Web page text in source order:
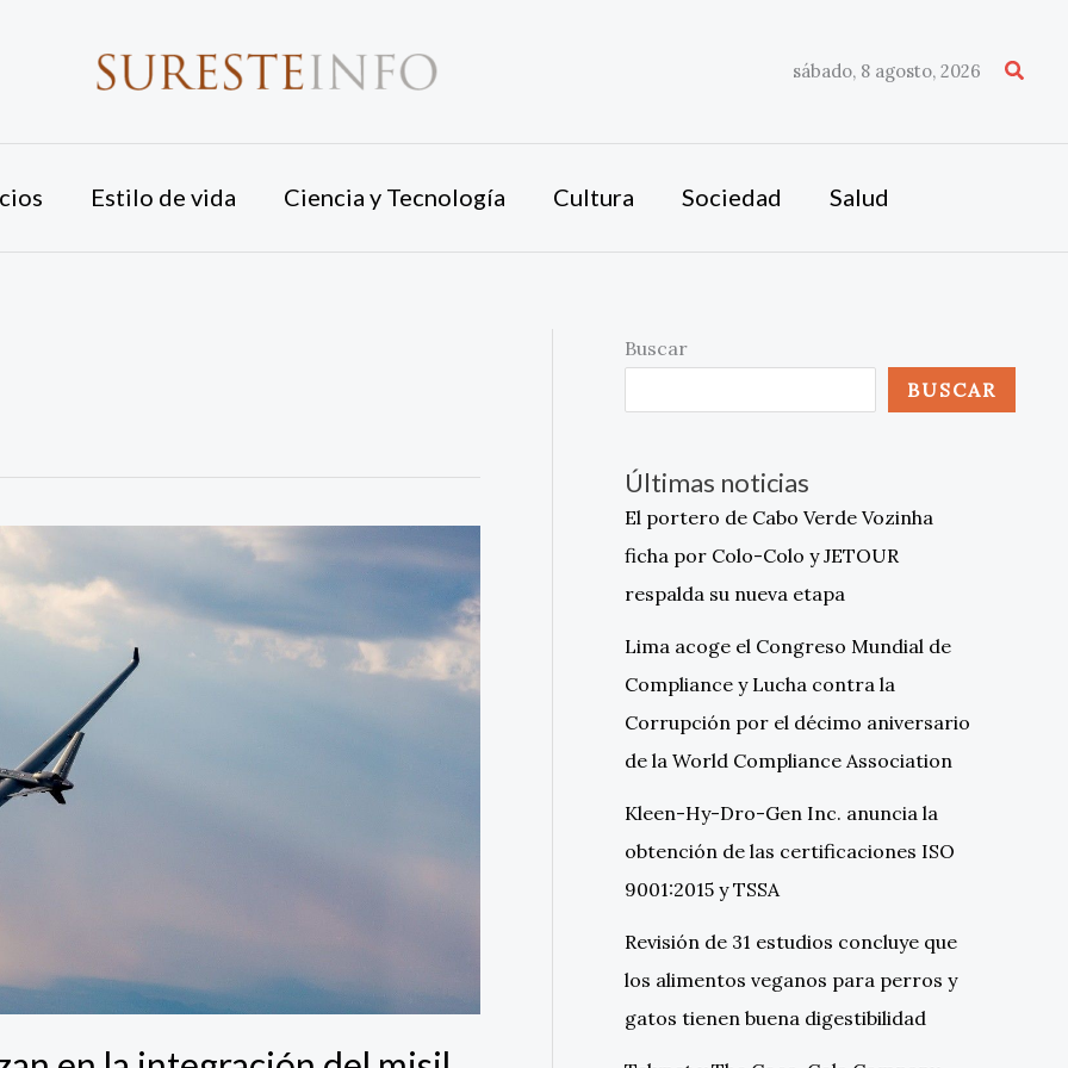
sábado, 8 agosto, 2026
Estilo de vida Ciencia y Tecnología Cultura Sociedad Salud
Buscar
BUSCAR
Últimas noticias
El portero de Cabo Verde Vozinha
ficha por Colo-Colo y JETOUR
respalda su nueva etapa
Lima acoge el Congreso Mundial de
Compliance y Lucha contra la
Corrupción por el décimo aniversario
de la World Compliance Association
Kleen-Hy-Dro-Gen Inc. anuncia la
obtención de las certificaciones ISO
9001:2015 y TSSA
Revisión de 31 estudios concluye que
los alimentos veganos para perros y
gatos tienen buena digestibilidad